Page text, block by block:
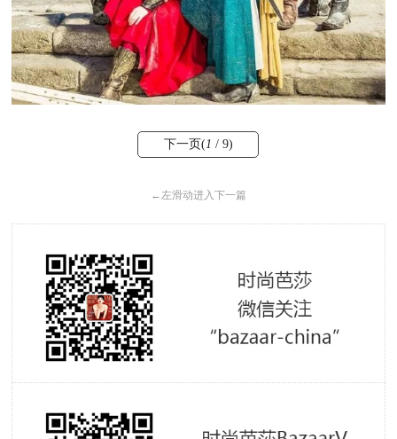
下一页(1 / 9)
←左滑动进入下一篇